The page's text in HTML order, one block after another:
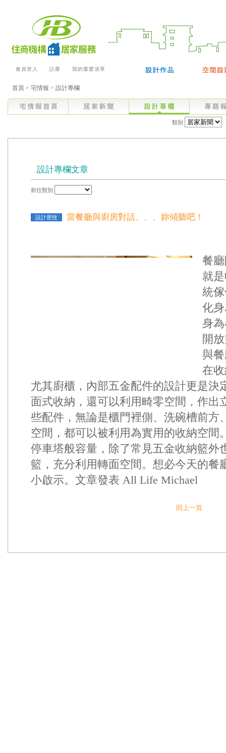
會員登入 註冊 我的最愛清單
首頁 > 宅情報 > 設計專欄
類別
設計專欄文章
前往類別
設計密技 當餐廳與廚房對話、、、妳傾聽吧！
餐
就
統
化
身
開
與
在
尤其廚櫃，內部五金配件的設計更是決
面式收納，還可以利用畸零空間，作出
些配件，無論是櫃門裡側、洗碗槽前方
空間，都可以被利用為實用的收納空間
停車塔般容量，除了常見五金收納籃外
籃，充分利用轉面空間。想必今天的餐
小啟示。文章發表 All Life Michael
回上一頁